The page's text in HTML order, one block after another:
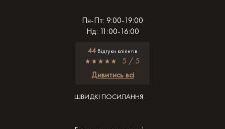
Пн-Пт: 9:00-19:00
Нд: 11:00-16:00
44Відгуки клієнтів
5 / 5
Дивитись всі
ШВИДКІ ПОСИЛАННЯ